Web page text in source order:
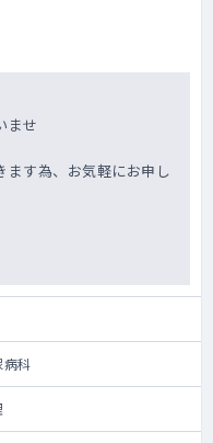
ませ
ます為、お気軽にお申し
病科